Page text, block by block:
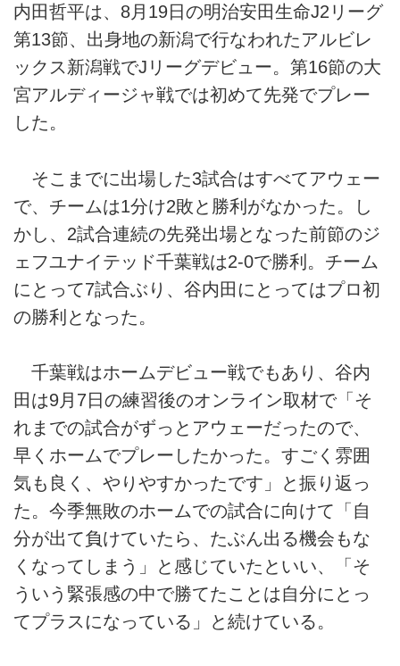
内田哲平は、8月19日の明治安田生命J2リーグ
第13節、出身地の新潟で行なわれたアルビレ
ックス新潟戦でJリーグデビュー。第16節の大
宮アルディージャ戦では初めて先発でプレー
した。
そこまでに出場した3試合はすべてアウェー
で、チームは1分け2敗と勝利がなかった。し
かし、2試合連続の先発出場となった前節のジ
ェフユナイテッド千葉戦は2-0で勝利。チーム
にとって7試合ぶり、谷内田にとってはプロ初
の勝利となった。
千葉戦はホームデビュー戦でもあり、谷内
田は9月7日の練習後のオンライン取材で「そ
れまでの試合がずっとアウェーだったので、
早くホームでプレーしたかった。すごく雰囲
気も良く、やりやすかったです」と振り返っ
た。今季無敗のホームでの試合に向けて「自
分が出て負けていたら、たぶん出る機会もな
くなってしまう」と感じていたといい、「そ
ういう緊張感の中で勝てたことは自分にとっ
てプラスになっている」と続けている。